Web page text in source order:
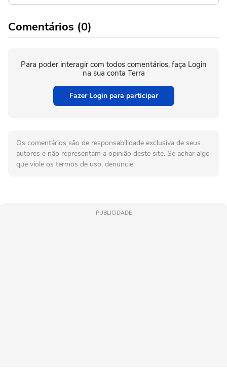
Comentários (0)
Para poder interagir com todos comentários, faça Login
na sua conta Terra
Fazer Login para participar
Os comentários são de responsabilidade exclusiva de seus
autores e não representam a opinião deste site. Se achar algo
que viole os termos de uso, denuncie.
PUBLICIDADE